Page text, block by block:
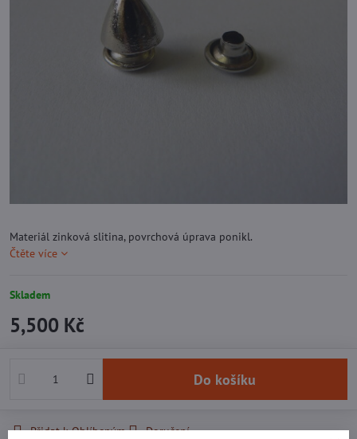
Materiál zinková slitina, povrchová úprava ponikl.
Čtěte více
Skladem
5,500 Kč
Do košíku
Přidat k Oblíbeným Doručení